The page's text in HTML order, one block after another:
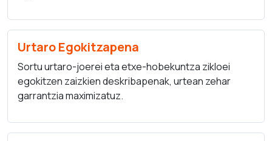
Urtaro Egokitzapena
Sortu urtaro-joerei eta etxe-hobekuntza zikloei
egokitzen zaizkien deskribapenak, urtean zehar
garrantzia maximizatuz.